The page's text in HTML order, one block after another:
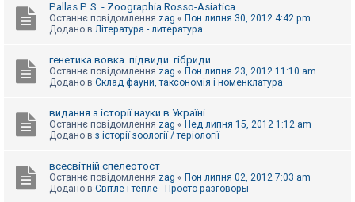
Pallas P. S. - Zoographia Rosso-Asiatica
Останнє повідомлення zag « Пон липня 30, 2012 4:42 pm
Додано в Література - литература
генетика вовка. підвиди. гібриди
Останнє повідомлення zag « Пон липня 23, 2012 11:10 am
Додано в Склад фауни, таксономія і номенклатура
видання з історії науки в Україні
Останнє повідомлення zag « Нед липня 15, 2012 1:12 am
Додано в з історії зоології / теріології
всесвітній спелеотост
Останнє повідомлення zag « Пон липня 02, 2012 7:03 am
Додано в Світле і тепле - Просто разговоры